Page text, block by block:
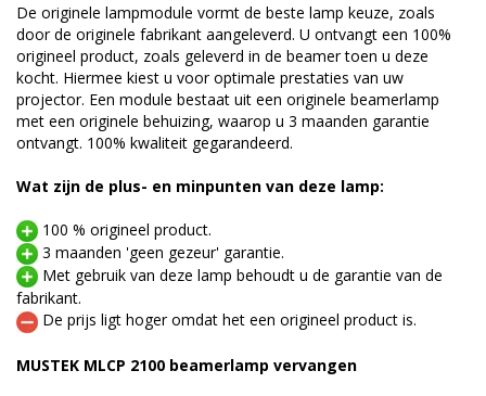
De originele lampmodule vormt de beste lamp keuze, zoals
door de originele fabrikant aangeleverd. U ontvangt een 100%
origineel product, zoals geleverd in de beamer toen u deze
kocht. Hiermee kiest u voor optimale prestaties van uw
projector. Een module bestaat uit een originele beamerlamp
met een originele behuizing, waarop u 3 maanden garantie
ontvangt. 100% kwaliteit gegarandeerd.
Wat zijn de plus- en minpunten van deze lamp:
100 % origineel product.
3 maanden 'geen gezeur' garantie.
Met gebruik van deze lamp behoudt u de garantie van de
fabrikant.
De prijs ligt hoger omdat het een origineel product is.
MUSTEK MLCP 2100 beamerlamp vervangen